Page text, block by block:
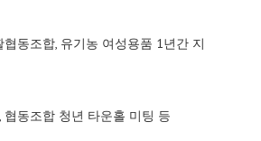
동조합, 유기농 여성용품 1년간 지
협동조합 청년 타운홀 미팅 등